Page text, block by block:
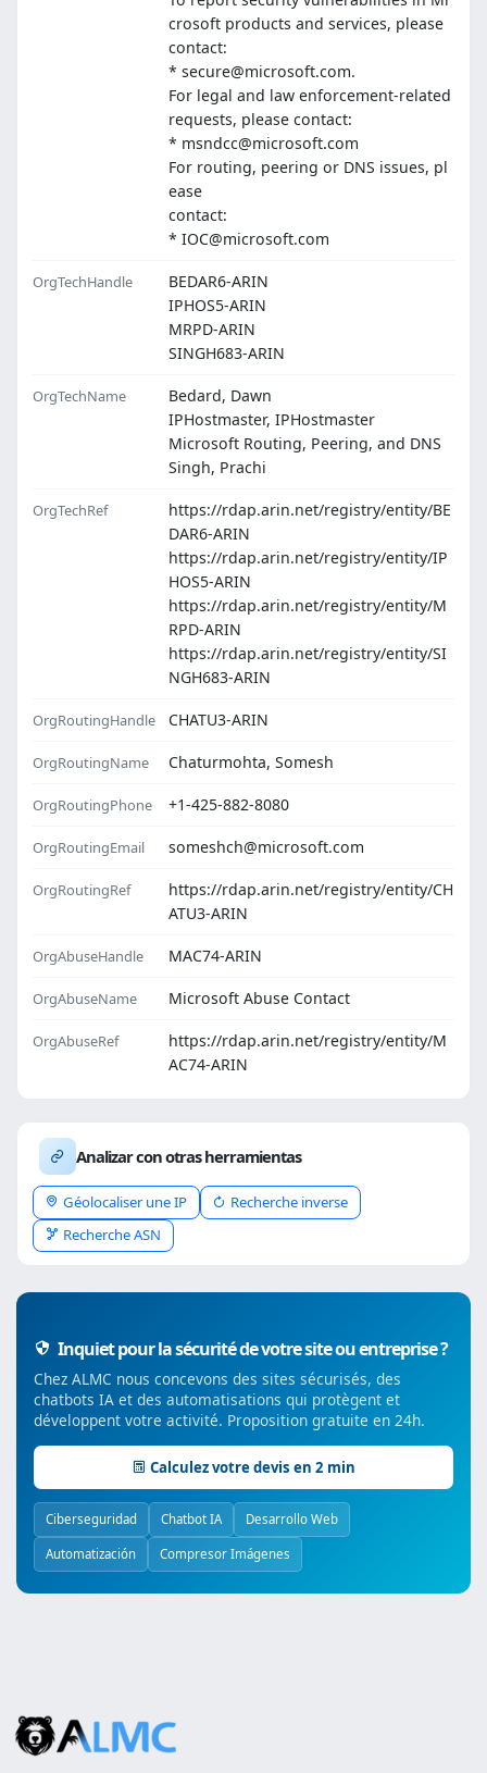
crosoft products and services, please
contact:
* secure@microsoft.com.
For legal and law enforcement-related
requests, please contact:
* msndcc@microsoft.com
For routing, peering or DNS issues, pl
ease
contact:
* IOC@microsoft.com
OrgTechHandle
BEDAR6-ARIN
IPHOS5-ARIN
MRPD-ARIN
SINGH683-ARIN
OrgTechName
Bedard, Dawn
IPHostmaster, IPHostmaster
Microsoft Routing, Peering, and DNS
Singh, Prachi
OrgTechRef
https://rdap.arin.net/registry/entity/BE
DAR6-ARIN
https://rdap.arin.net/registry/entity/IP
HOS5-ARIN
https://rdap.arin.net/registry/entity/M
RPD-ARIN
https://rdap.arin.net/registry/entity/SI
NGH683-ARIN
OrgRoutingHandle CHATU3-ARIN
OrgRoutingName Chaturmohta, Somesh
OrgRoutingPhone +1-425-882-8080
OrgRoutingEmail someshch@microsoft.com
OrgRoutingRef
https://rdap.arin.net/registry/entity/CH
ATU3-ARIN
OrgAbuseHandle MAC74-ARIN
OrgAbuseName Microsoft Abuse Contact
OrgAbuseRef
https://rdap.arin.net/registry/entity/M
AC74-ARIN
Analizar con otras herramientas
Géolocaliser une IP
Recherche inverse
Recherche ASN
Inquiet pour la sécurité de votre site ou entreprise ?
Chez ALMC nous concevons des sites sécurisés, des
chatbots IA et des automatisations qui protègent et
développent votre activité. Proposition gratuite en 24h.
Calculez votre devis en 2 min
Ciberseguridad Chatbot IA Desarrollo Web
Automatización Compresor Imágenes